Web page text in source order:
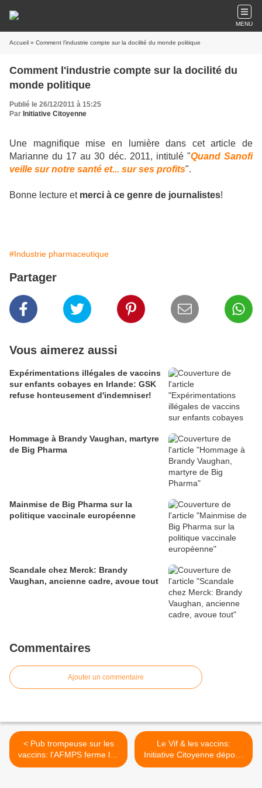
MENU
Accueil » Comment l'industrie compte sur la docilité du monde politique
Comment l'industrie compte sur la docilité du
monde politique
Publié le 26/12/2011 à 15:25
Par Initiative Citoyenne
Une magnifique mise en lumière dans cet article de
Marianne du 17 au 30 déc. 2011, intitulé "Quand Sanofi
veille sur notre santé et... sur ses profits".
Bonne lecture et merci à ce genre de journalistes!
#Industrie pharmaceutique
Partager
Vous aimerez aussi
Expérimentations illégales de vaccins
sur enfants cobayes en Irlande: GSK
refuse honteusement d'indemniser!
Hommage à Brandy Vaughan, martyre
de Big Pharma
Mainmise de Big Pharma sur la
politique vaccinale européenne
Scandale chez Merck: Brandy
Vaughan, ancienne cadre, avoue tout
Commentaires
Ajouter un commentaire
< Pub trompeuse sur les
vaccins: l'AFMPS ferme les
yeux
Le Vif & les vaccins:
Initiative Citoyenne dépose
plainte auprès du CDJ >